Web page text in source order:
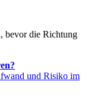
bevor die Richtung
und Risiko im